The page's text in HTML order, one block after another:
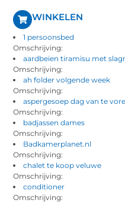
WINKELEN
1 persoonsbed
Omschrijving:
aardbeien tiramisu met
Omschrijving:
ah folder volgende week
Omschrijving:
aspergesoep dag van te
Omschrijving:
badjassen dames
Omschrijving:
Badkamerplanet.nl
Omschrijving:
chalet te koop veluwe
Omschrijving:
conditioner
Omschrijving: